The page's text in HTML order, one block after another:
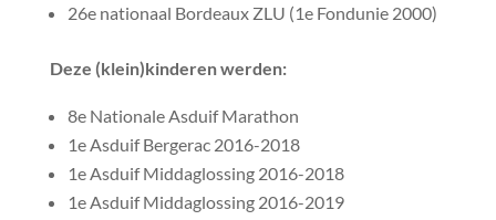
26e nationaal Bordeaux ZLU (1e Fondunie 2000)
Deze (klein)kinderen werden:
8e Nationale Asduif Marathon
1e Asduif Bergerac 2016-2018
1e Asduif Middaglossing 2016-2018
1e Asduif Middaglossing 2016-2019